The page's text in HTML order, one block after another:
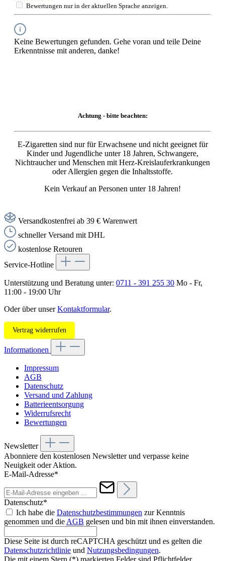
Bewertungen nur in der aktuellen Sprache anzeigen.
Keine Bewertungen gefunden. Gehe voran und teile Deine
Erkenntnisse mit anderen, danke!
Achtung - bitte beachten:
E-Zigaretten sind nur für Erwachsene und nicht geeignet für
Kinder und Jugendliche unter 18 Jahren, Schwangere,
Nichtraucher und Menschen mit Herz-Kreislauferkrankungen
oder Allergien gegen die Inhaltsstoffe.
Kein Verkauf an Personen unter 18 Jahren!
Versandkostenfrei ab 39 € Warenwert
schneller Versand mit DHL
kostenlose Retouren
Service-Hotline
Unterstützung und Beratung unter: 0711 - 391 255 30 Mo - Fr,
11:00 - 19:00 Uhr
Oder über unserKontaktformular.
Vertrag widerrufen
Informationen
Impressum
AGB
Datenschutz
Versand und Zahlung
Batterieentsorgung
Widerrufsrecht
Bewertungen
Newsletter
Abonniere den kostenlosen Newsletter und verpasse keine
Neuigkeit oder Aktion.
E-Mail-Adresse*
Datenschutz*
Ich habe die Datenschutzbestimmungen zur Kenntnis
genommen und die AGB gelesen und bin mit ihnen einverstanden.
Diese Seite ist durch reCAPTCHA geschützt und es gelten die
Datenschutzrichtlinie und Nutzungsbedingungen.